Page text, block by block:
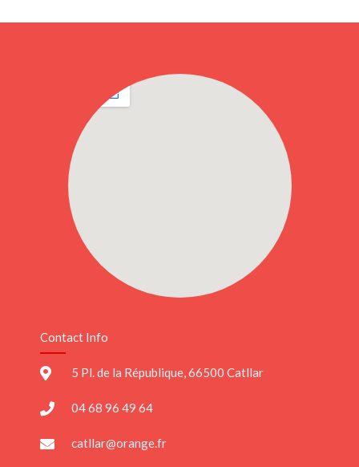
Contact Info
5 Pl. de la République, 66500 Catllar
04 68 96 49 64
catllar@orange.fr